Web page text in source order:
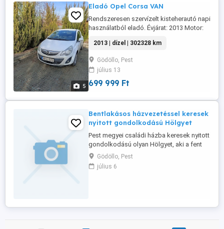
5
Eladó Opel Corsa VAN
Rendszeresen szervízelt kisteherautó napi
használatból eladó. Évjárat: 2013 Motor:
Váltó: manuális Szín: fehér Műszaki: 2027
júliusig Magyar okmányok, azonnal vihető
Érdeklődni hétköznap 8-16 óra között. Az
autó korának megfelelő állapotban van,
megbízhatóan ...
2013 | dízel | 302328 km
Gödöllo, Pest
július 13
699 999 Ft
Bentlakásos házvezetéssel keresek
nyitott gondolkodású Hölgyet
Pest megyei családi házba keresek nyitott
gondolkodású olyan Hölgyet, aki a fent
említett pozíciót be tudja tölteni. Határidő:
2026.07.31
Gödöllo, Pest
július 6